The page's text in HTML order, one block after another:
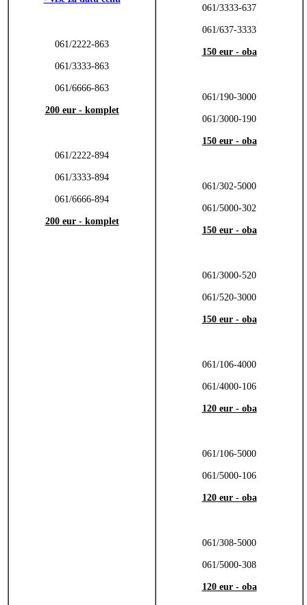
061/2222-863
061/3333-863
061/6666-863
200 eur - komplet
061/2222-894
061/3333-894
061/6666-894
200 eur - komplet
061/3333-637
061/637-3333
150 eur - oba
061/190-3000
061/3000-190
150 eur - oba
061/302-5000
061/5000-302
150 eur - oba
061/3000-520
061/520-3000
150 eur - oba
061/106-4000
061/4000-106
120 eur - oba
061/106-5000
061/5000-106
120 eur - oba
061/308-5000
061/5000-308
120 eur - oba